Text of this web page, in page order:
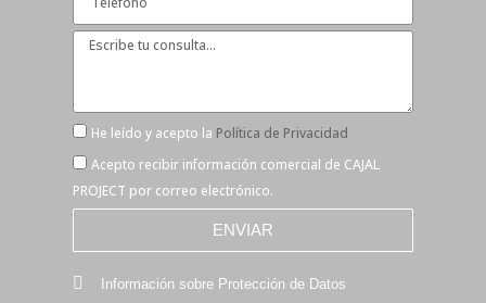
He leído y acepto la Política de Privacidad
Acepto recibir información comercial de CAJAL
PROJECT por correo electrónico.
ENVIAR
Información sobre Protección de Datos